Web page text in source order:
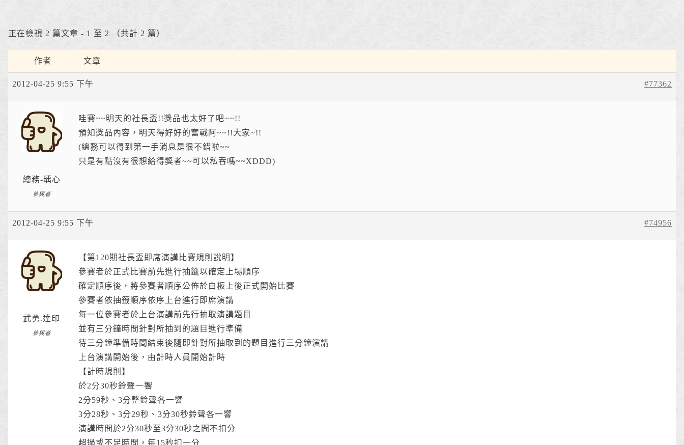
正在檢視 2 篇文章 - 1 至 2 （共計 2 篇）
作者 文章
2012-04-25 9:55 下午 #77362
總務-瑀心
參與者
哇賽~~明天的社長盃!!獎品也太好了吧~~!!
預知獎品內容，明天得好好的奮戰阿~~!!大家~!!
(總務可以得到第一手消息是很不錯啦~~
只是有點沒有很想給得獎者~~可以私吞嗎~~XDDD)
2012-04-25 9:55 下午 #74956
武勇.達印
參與者
【第120期社長盃即席演講比賽規則說明】
參賽者於正式比賽前先進行抽籤以確定上場順序
確定順序後，將參賽者順序公佈於白板上後正式開始比賽
參賽者依抽籤順序依序上台進行即席演講
每一位參賽者於上台演講前先行抽取演講題目
並有三分鐘時間針對所抽到的題目進行準備
待三分鐘準備時間結束後隨即針對所抽取到的題目進行三分鐘演講
上台演講開始後，由計時人員開始計時
【計時規則】
於2分30秒鈴聲一響
2分59秒、3分整鈴聲各一響
3分28秒、3分29秒、3分30秒鈴聲各一響
演講時間於2分30秒至3分30秒之間不扣分
超過或不足時間，每15秒扣一分